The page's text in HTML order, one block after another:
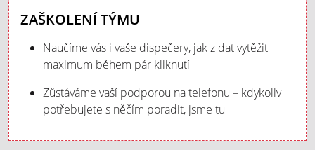
ZAŠKOLENÍ TÝMU
Naučíme vás i vaše dispečery, jak z dat vytěžit
maximum během pár kliknutí
Zůstáváme vaší podporou na telefonu – kdykoliv
potřebujete s něčím poradit, jsme tu